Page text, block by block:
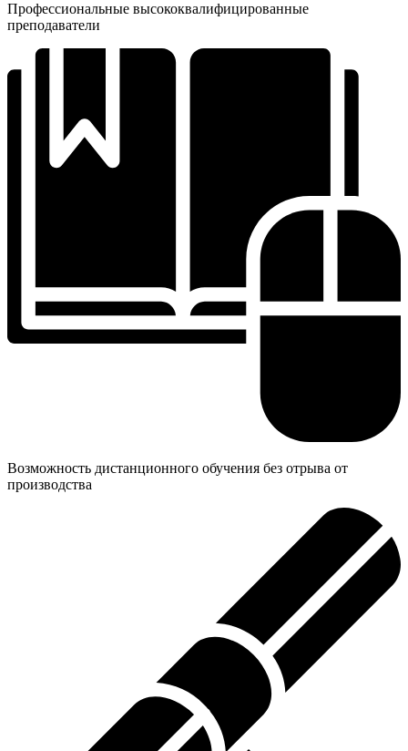
Профессиональные высококвалифицированные
преподаватели
Возможность дистанционного обучения без отрыва от
производства